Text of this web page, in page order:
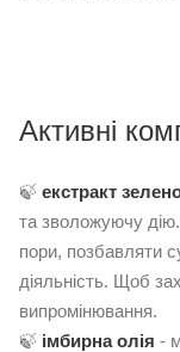
Активні
🍃 екстракт
та зволожуючу
пори, позбавляти
діяльність. Щоб
випромінювання.
🍃 імбирна олія -